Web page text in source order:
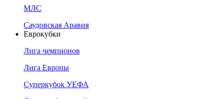
МЛС
Саудовская Аравия
Еврокубки
Лига чемпионов
Лига Европы
Суперкубок УЕФА